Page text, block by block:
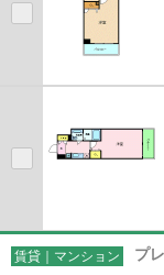
賃貸｜マンション プ